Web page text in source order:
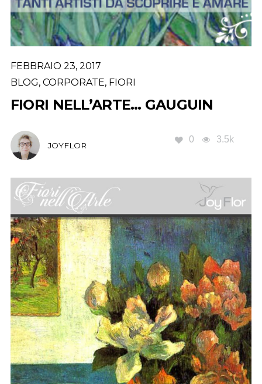
FEBBRAIO 23, 2017
BLOG, CORPORATE, FIORI
FIORI NELL’ARTE… GAUGUIN
JOYFLOR
0 3.5k